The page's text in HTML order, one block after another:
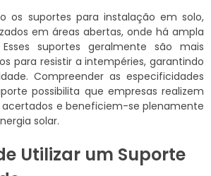
os suportes para instalação em solo,
em áreas abertas, onde há ampla
suportes geralmente são mais
para resistir a intempéries, garantindo
Compreender as especificidades
possibilita que empresas realizem
e beneficiem-se plenamente
solar.
Utilizar um Suporte